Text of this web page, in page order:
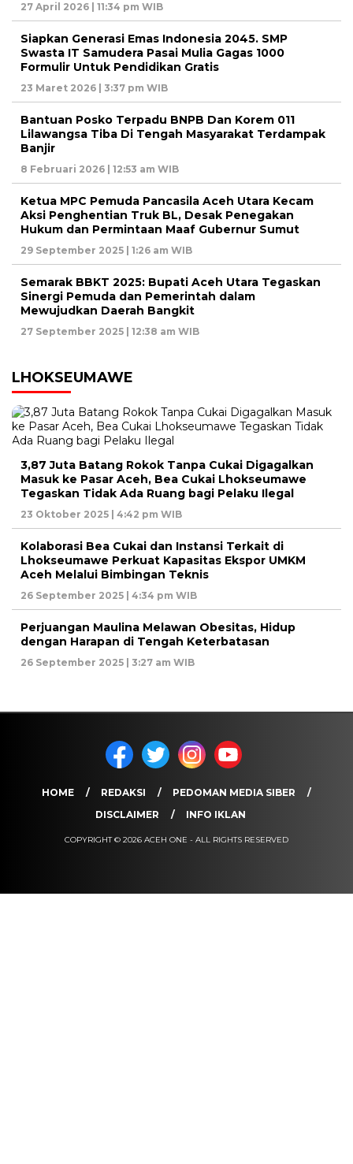
27 April 2026 | 11:34 pm WIB
Siapkan Generasi Emas Indonesia 2045. SMP
Swasta IT Samudera Pasai Mulia Gagas 1000
Formulir Untuk Pendidikan Gratis
23 Maret 2026 | 3:37 pm WIB
Bantuan Posko Terpadu BNPB Dan Korem 011
Lilawangsa Tiba Di Tengah Masyarakat Terdampak
Banjir
8 Februari 2026 | 12:53 am WIB
Ketua MPC Pemuda Pancasila Aceh Utara Kecam
Aksi Penghentian Truk BL, Desak Penegakan
Hukum dan Permintaan Maaf Gubernur Sumut
29 September 2025 | 1:26 am WIB
Semarak BBKT 2025: Bupati Aceh Utara Tegaskan
Sinergi Pemuda dan Pemerintah dalam
Mewujudkan Daerah Bangkit
27 September 2025 | 12:38 am WIB
LHOKSEUMAWE
3,87 Juta Batang Rokok Tanpa Cukai Digagalkan
Masuk ke Pasar Aceh, Bea Cukai Lhokseumawe
Tegaskan Tidak Ada Ruang bagi Pelaku Ilegal
23 Oktober 2025 | 4:42 pm WIB
Kolaborasi Bea Cukai dan Instansi Terkait di
Lhokseumawe Perkuat Kapasitas Ekspor UMKM
Aceh Melalui Bimbingan Teknis
26 September 2025 | 4:34 pm WIB
Perjuangan Maulina Melawan Obesitas, Hidup
dengan Harapan di Tengah Keterbatasan
26 September 2025 | 3:27 am WIB
HOME REDAKSI
PEDOMAN MEDIA SIBER
DISCLAIMER
INFO IKLAN
COPYRIGHT © 2026 ACEH ONE - ALL RIGHTS RESERVED